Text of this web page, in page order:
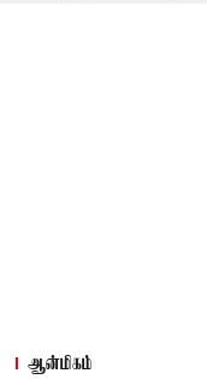
ஆன்மிகம்